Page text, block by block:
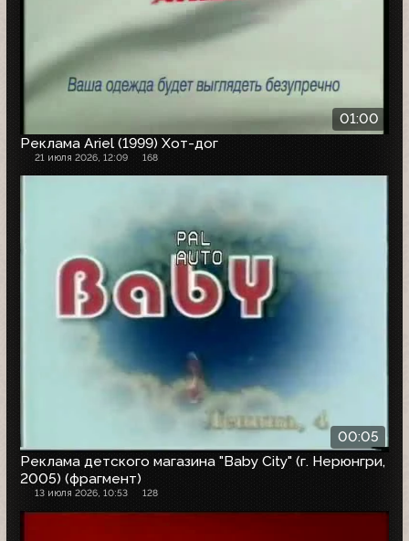
01:00
Реклама Ariel (1999) Хот-дог
21 июля 2026, 12:09 168
00:05
Реклама детского магазина "Baby City" (г. Нерюнгри,
2005) (фрагмент)
13 июля 2026, 10:53 128